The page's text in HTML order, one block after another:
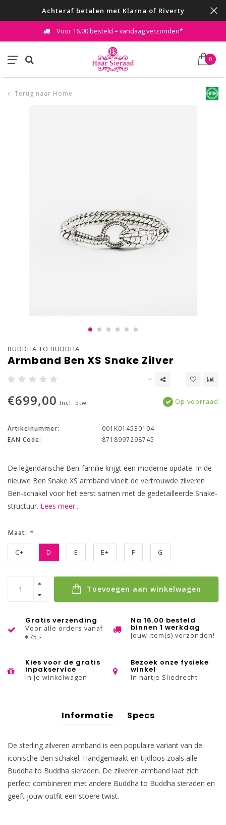
Achteraf betalen met Klarna of Riverty
Voor 16.00 besteld = vandaag verzonden*
0
Terug naar Home
BUDDHA TO BUDDHA
Armband Ben XS Snake Zilver
€699,00 Incl. btw Op voorraad
Artikelnummer:
001K014530104
EAN Code:
8718997298745
De legendarische Ben-familie krijgt een moderne update. In de
nieuwe Ben Snake XS armband vloeit de vertrouwde zilveren
Ben-schakel voor het eerst samen met de gedetailleerde Snake-
structuur. Lees meer..
Maat: *
C+ D E E+ F G
Toevoegen aan winkelwagen
Gratis verzending
Voor alle orders vanaf
€75,-
Na 16.00 besteld
binnen 1 werkdag
Jouw item(s) verzonden!
Kies voor de gratis
inpakservice
In je winkelwagen
Bezoek onze fysieke
winkel
In hartje Sliedrecht
Informatie Specs
De sterling zilveren armband is een populaire variant van de
iconische Ben schakel. Handgemaakt en tijdloos zoals alle
Buddha to Buddha sieraden. De zilveren armband laat zich
perfect combineren met andere Buddha to Buddha sieraden en
geeft jouw outfit een stoere twist.